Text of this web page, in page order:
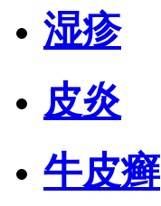
湿疹
皮炎
牛皮癣